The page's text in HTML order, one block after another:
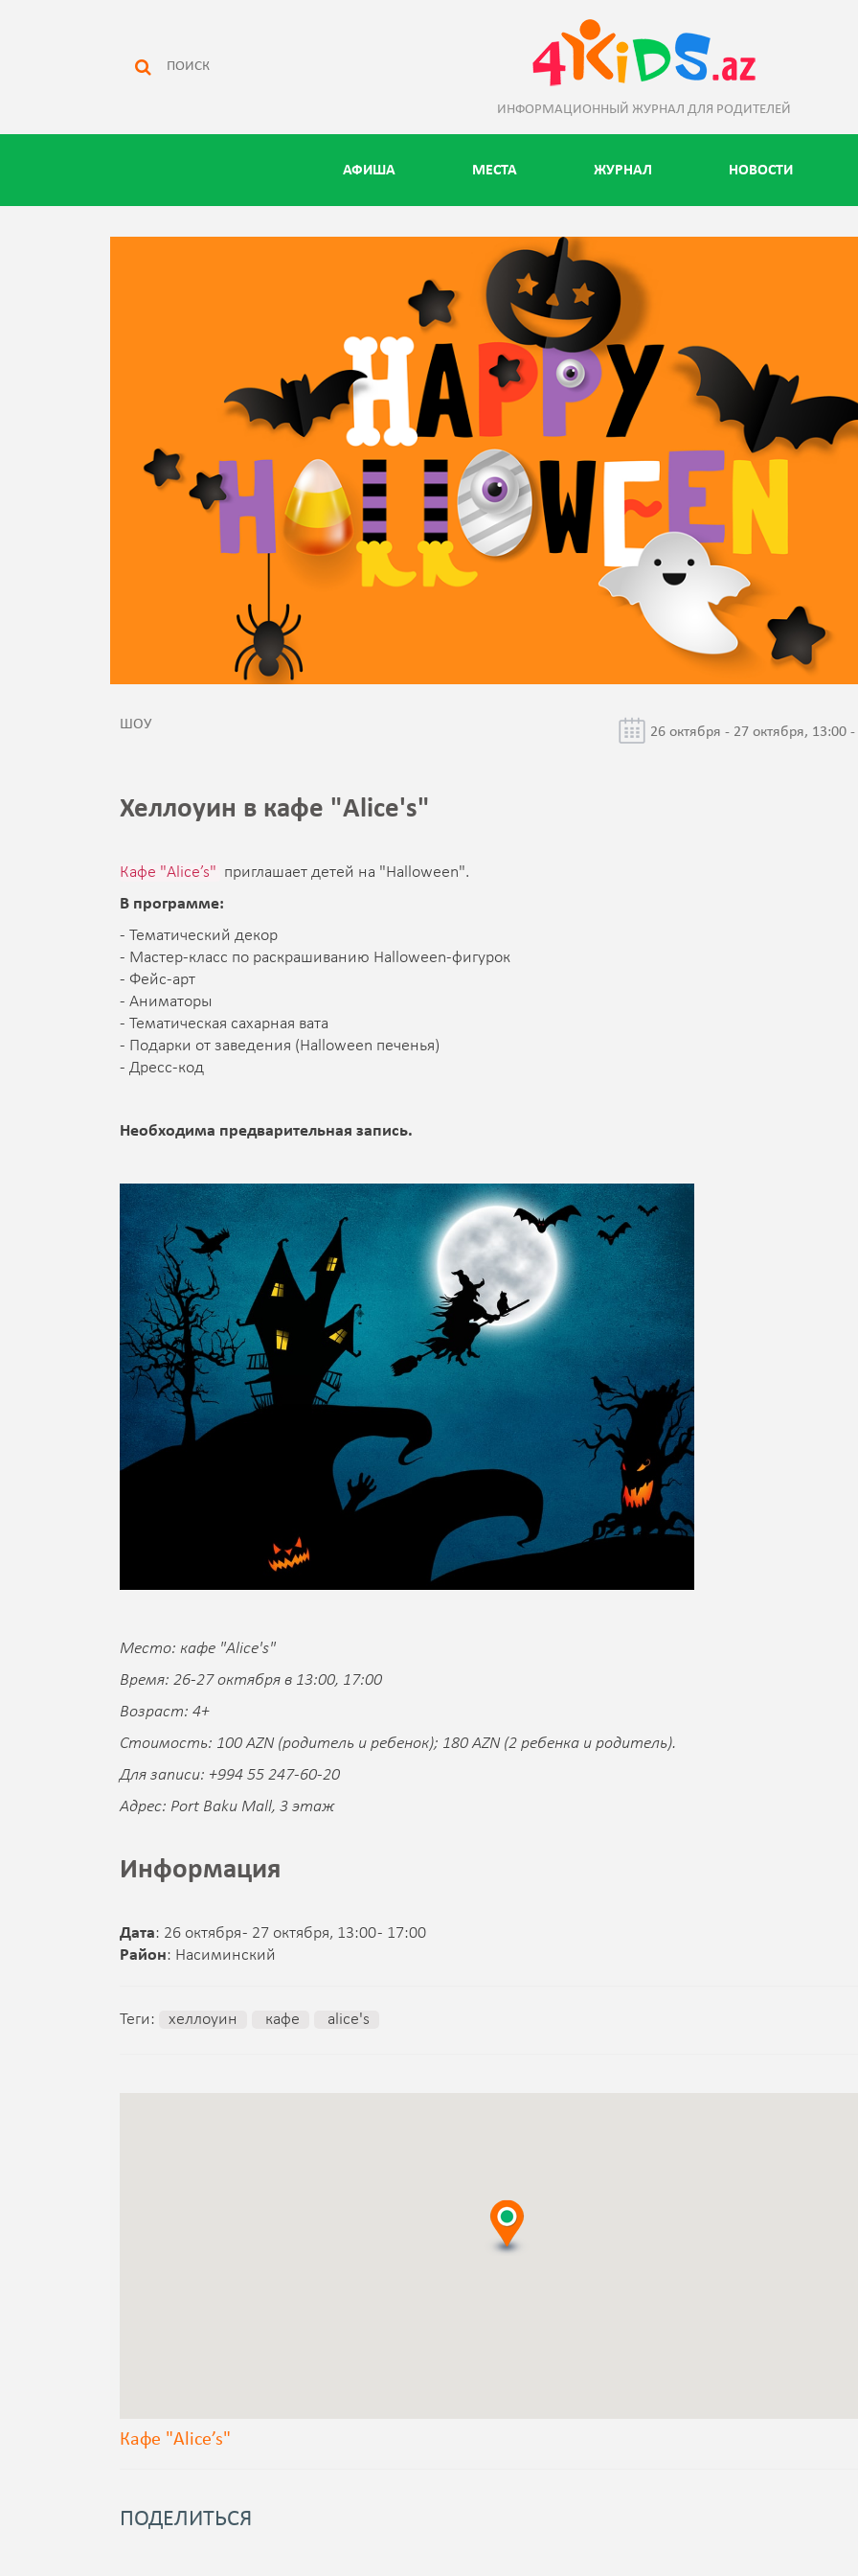
ИНФОРМАЦИОННЫЙ ЖУРНАЛ ДЛЯ РОДИТЕЛЕЙ
АФИША МЕСТА ЖУРНАЛ НОВОСТИ
ШОУ 26 октября - 27 октября, 13:00
Хеллоуин в кафе "Alice's"
Кафе "Alice’s" приглашает детей на "Halloween".
В программе:
- Тематический декор
- Мастер-класс по раскрашиванию Halloween-фигурок
- Фейс-арт
- Аниматоры
- Тематическая сахарная вата
- Подарки от заведения (Halloween печенья)
- Дресс-код
Необходима предварительная запись.
Место: кафе "Alice's"
Время: 26-27 октября в 13:00, 17:00
Возраст: 4+
Стоимость: 100 AZN (родитель и ребенок); 180 AZN (2 ребенка и родитель).
Для записи: +994 55 247-60-20
Адрес: Port Baku Mall, 3 этаж
Информация
Дата: 26 октября - 27 октября, 13:00 - 17:00
Район: Насиминский
Теги: хеллоуин кафе alice's
Кафе "Alice’s"
ПОДЕЛИТЬСЯ